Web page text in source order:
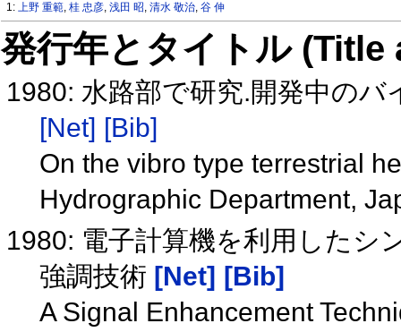
1:上野 重範,桂 忠彦,浅田 昭,清水 敬治,谷 伸
発行年とタイトル
1980: 水路部で研究.開発中の
[Net] [Bib]
On the vibro type terrestrial
Hydrographic Department,
1980: 電子計算機を利用したシ
強調技術 [Net] [Bib]
A Signal Enhancement